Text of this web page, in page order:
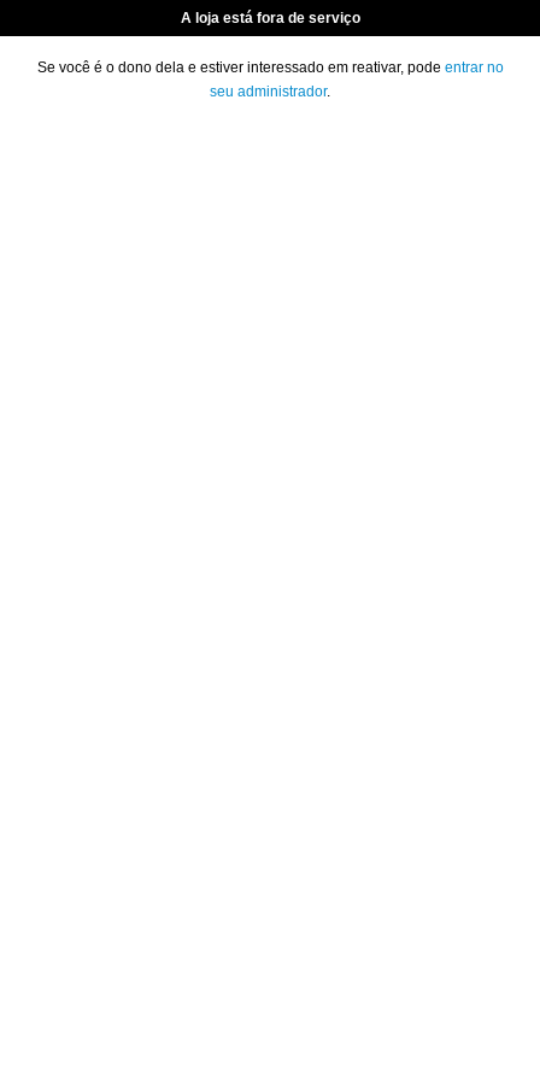
A loja está fora de serviço
Se você é o dono dela e estiver interessado em reativar, pode entrar no
seu administrador.